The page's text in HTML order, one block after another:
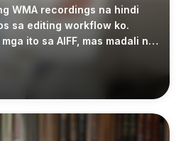
WMA recordings na hindi
sa editing workflow ko.
ito sa AIFF, mas madali na